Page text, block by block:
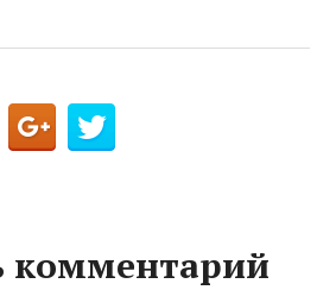
комментарий